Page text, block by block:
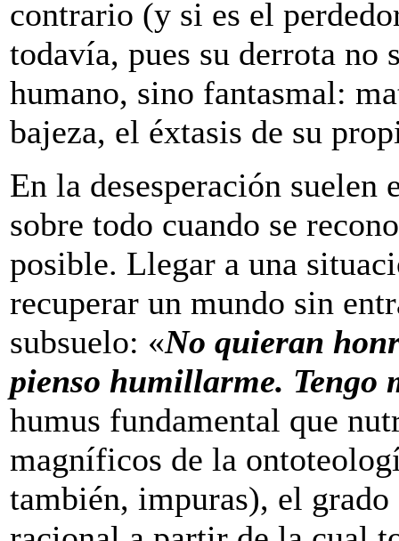
contrario (y si es el
todavía, pues su derrota no
humano, sino fantasmal:
bajeza, el éxtasis de su
En la desesperación
sobre todo cuando se
posible. Llegar a una
recuperar un mundo sin
subsuelo: «No quieran
pienso humillarme. Tengo
humus fundamental que
magníficos de la
también, impuras), el